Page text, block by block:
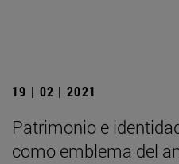
19 | 02 | 2021
Patrimonio e
como emblema del